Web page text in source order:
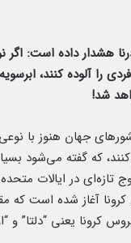
هشدار داده است: اگر
را آلوده کنند،
شد!
جهان هنوز با
که گفته می‌شود
تازه‌ای در ایالات متحده
آغاز شده است که
کرونا یعنی “دلتا” و